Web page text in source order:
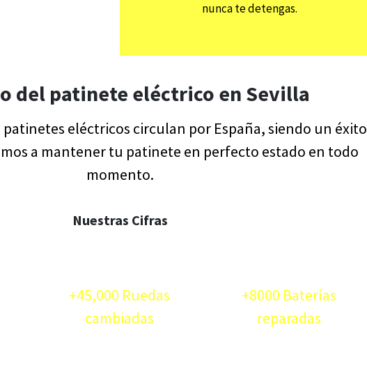
nunca te detengas.
del patinete eléctrico en Sevilla
patinetes eléctricos circulan por España, siendo un éxito
a mantener tu patinete en perfecto estado en todo
momento.
Nuestras Cifras
+45,000 Ruedas
cambiadas
+8000 Baterías
reparadas